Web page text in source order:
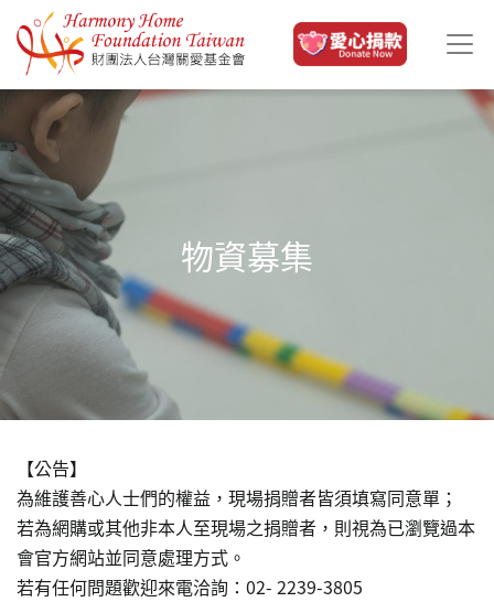
移至主內容
物資募集
【公告】
為維護善心人士們的權益，現場捐贈者皆須填寫同意單；
若為網購或其他非本人至現場之捐贈者，則視為已瀏覽過本
會官方網站並同意處理方式。
若有任何問題歡迎來電洽詢：02- 2239-3805